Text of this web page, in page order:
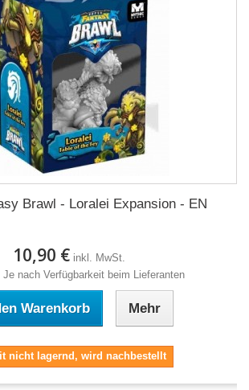
Brawl - Loralei Expansion - EN
10,90 € inkl. MwSt.
Je nach Verfügbarkeit beim Lieferanten
Warenkorb Mehr
nicht lagernd, wird nachbestellt